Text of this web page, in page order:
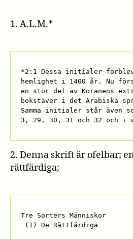
1. A.L.M.*
*2:1 Dessa initialer förblev
hemlighet i 1400 år. Nu
en stor del av Koranens
bokstäver i det Arabiska
Samma initialer står även
3, 29, 30, 31 och 32 och i
2. Denna skrift är ofelbar;
rättfärdiga;
Tre Sorters Människor
(1) De Rättfärdiga